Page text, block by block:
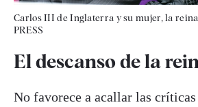
Carlos III de Inglaterra y su mujer, la
PRESS
El descanso de la
No favorece a acallar las